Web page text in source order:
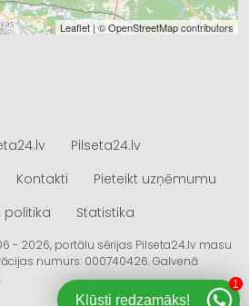
Leaflet | ©OpenStreetMapcontributors
Pilseta24.lv
Kontakti
Pieteikt uzņēmumu
politika
Statistika
- 2026, portālu sērijas Pilseta24.lv masu
numurs: 000740426. Galvenā
Kļūsti redzamāks!
1